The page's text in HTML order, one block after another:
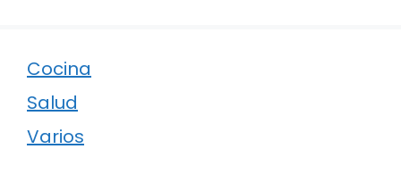
Cocina
Salud
Varios